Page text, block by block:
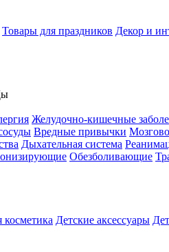
Товары для праздников Декор и
Желудочно-кишечные
Вредные привычки
Дыхательная система
Обезболивающие
косметика Детские аксессуары